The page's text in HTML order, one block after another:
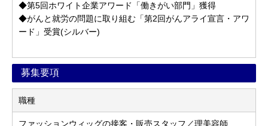
◆第5回ホワイト企業アワード「働きがい部門」獲得
◆がんと就労の問題に取り組む「第2回がんアライ宣言・アワ
ード」受賞(シルバー)
募集要項
職種
ファッションウィッグの接客・販売スタッフ／理美容師